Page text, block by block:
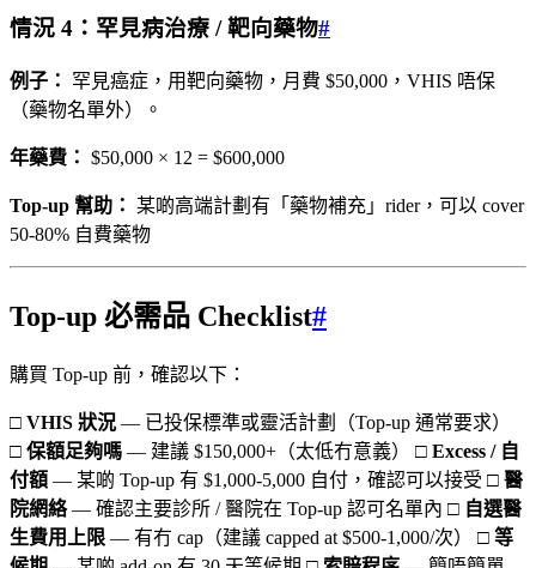
情況 4：罕見病治療 / 靶向藥物#
例子：
罕見癌症，用靶向藥物，月費 $50,000，VHIS 唔保
（藥物名單外）。
年藥費： $50,000 × 12 = $600,000
Top-up 幫助：
某啲高端計劃有「藥物補充」rider，可以 cover
50-80% 自費藥物
Top-up 必需品 Checklist#
購買 Top-up 前，確認以下：
□ VHIS 狀況 — 已投保標準或靈活計劃（Top-up 通常要求）
□ 保額足夠嗎 — 建議 $150,000+（太低冇意義） □ Excess / 自
付額 — 某啲 Top-up 有 $1,000-5,000 自付，確認可以接受 □ 醫
院網絡— 確認主要診所 / 醫院在 Top-up 認可名單內 □ 自選醫
生費用上限 — 有冇 cap（建議 capped at $500-1,000/次） □ 等